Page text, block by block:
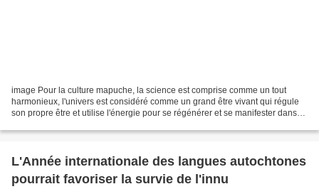
image Pour la culture mapuche, la science est comprise comme un tout
harmonieux, l'univers est considéré comme un grand être vivant qui régule
son propre être et utilise l'énergie pour se régénérer et se manifester dans
L'Année internationale des langues autochtones
pourrait favoriser la survie de l'innu